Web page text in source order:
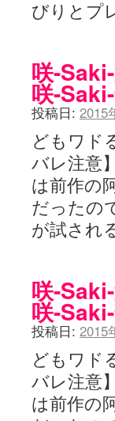
びりとプ
咲-
咲-
投稿日: 2015
どもワド
バレ注意
は前作の
だったの
が試され
咲-
咲-
投稿日: 2015
どもワド
バレ注意
は前作の